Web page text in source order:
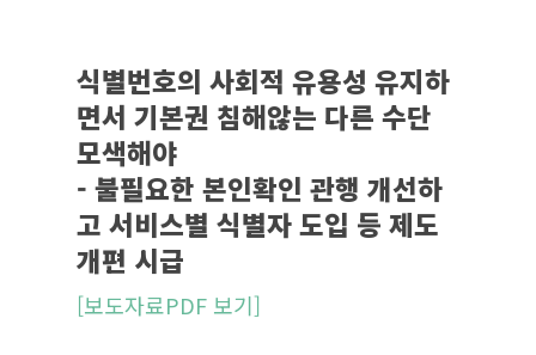
식별번호의 사회적 유용성 유지하
면서 기본권 침해않는 다른 수단
모색해야
- 불필요한 본인확인 관행 개선하
고 서비스별 식별자 도입 등 제도
개편 시급
[보도자료PDF 보기]